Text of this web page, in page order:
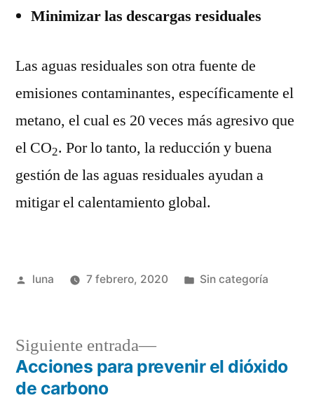
Minimizar las descargas residuales
Las aguas residuales son otra fuente de
emisiones contaminantes, específicamente el
metano, el cual es 20 veces más agresivo que
el CO2. Por lo tanto, la reducción y buena
gestión de las aguas residuales ayudan a
mitigar el calentamiento global.
Publicado
luna 7 febrero, 2020
Publicada
Sin categoría
Navegación
Siguiente entrada
Siguiente
entrada:
Acciones para prevenir el dióxido
de carbono